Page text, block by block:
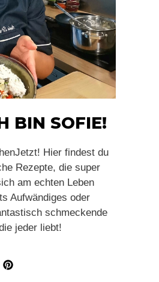
BIN SOFIE!
Hier findest du
Rezepte, die super
am echten Leben
Aufwändiges oder
schmeckende
jeder liebt!